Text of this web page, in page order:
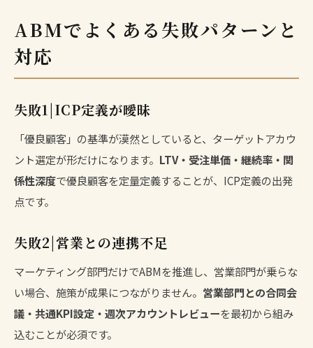
ABMでよくある失敗パターンと
対応
失敗1|ICP定義が曖昧
「優良顧客」の基準が漠然としていると、ターゲットアカウ
ント選定が形だけになります。 LTV・受注単価・継続率・関
係性深度で優良顧客を定量定義することが、ICP定義の出発
点です。
失敗2|営業との連携不足
マーケティング部門だけでABMを推進し、営業部門が乗らな
い場合、施策が成果につながりません。 営業部門との合同会
議・共通KPI設定・週次アカウントレビューを最初から組み
込むことが必須です。